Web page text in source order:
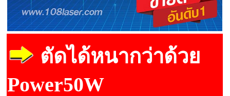
ตัดได้หนากว่าด้วย
Power50W